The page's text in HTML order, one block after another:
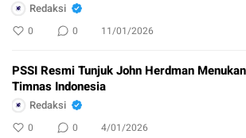
Redaksi
0 0 11/01/2026
PSSI Resmi Tunjuk John Herdman
Timnas Indonesia
Redaksi
0 0 4/01/2026